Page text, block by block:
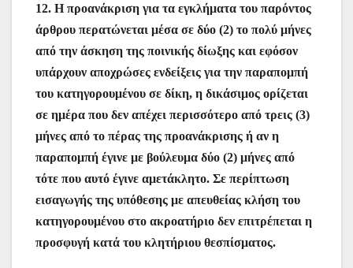
12. Η προανάκριση για τα εγκλήματα του παρόντος
άρθρου περατώνεται μέσα σε δύο (2) το πολύ μήνες
από την άσκηση της ποινικής δίωξης και εφόσον
υπάρχουν αποχρώσες ενδείξεις για την παραπομπή
του κατηγορουμένου σε δίκη, η δικάσιμος ορίζεται
σε ημέρα που δεν απέχει περισσότερο από τρεις (3)
μήνες από το πέρας της προανάκρισης ή αν η
παραπομπή έγινε με βούλευμα δύο (2) μήνες από
τότε που αυτό έγινε αμετάκλητο. Σε περίπτωση
εισαγωγής της υπόθεσης με απευθείας κλήση του
κατηγορουμένου στο ακροατήριο δεν επιτρέπεται η
προσφυγή κατά του κλητήριου θεσπίσματος.